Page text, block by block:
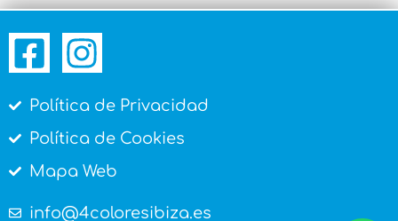
Política de Privacidad
Política de Cookies
Mapa Web
info@4coloresibiza.es